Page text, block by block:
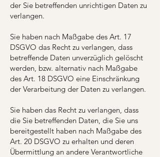
der Sie betreffenden unrichtigen Daten zu
verlangen.
Sie haben nach Maßgabe des Art. 17
DSGVO das Recht zu verlangen, dass
betreffende Daten unverzüglich gelöscht
werden, bzw. alternativ nach Maßgabe
des Art. 18 DSGVO eine Einschränkung
der Verarbeitung der Daten zu verlangen.
Sie haben das Recht zu verlangen, dass
die Sie betreffenden Daten, die Sie uns
bereitgestellt haben nach Maßgabe des
Art. 20 DSGVO zu erhalten und deren
Übermittlung an andere Verantwortliche